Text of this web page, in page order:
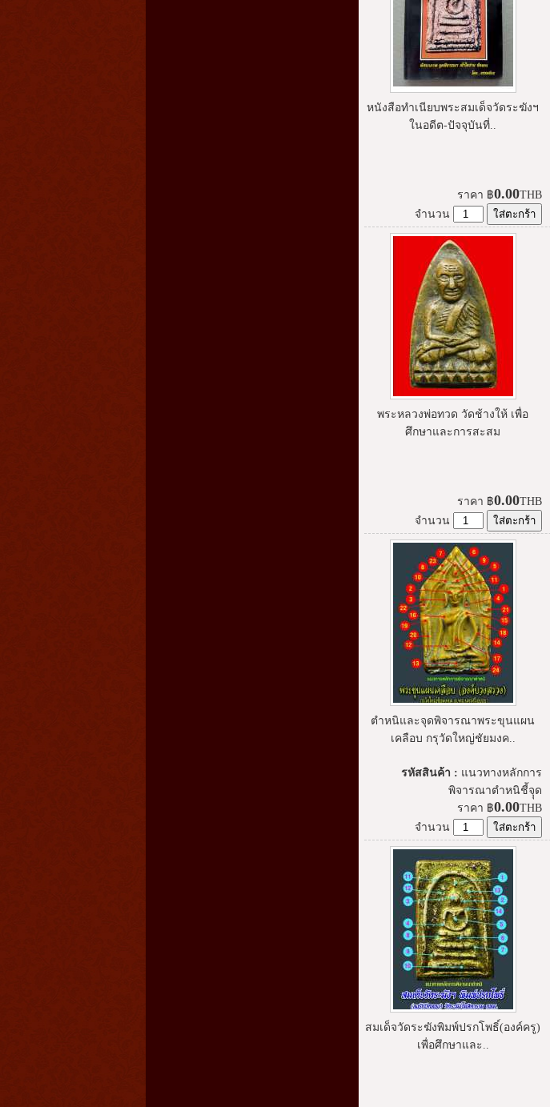
หนังสือทำเนียบพระสมเด็จวัดระฆังฯ
ในอดีต-ปัจจุบันที่..
ราคา ฿0.00THB
จำนวน
พระหลวงพ่อทวด วัดช้างให้ เพื่อ
ศึกษาและการสะสม
ราคา ฿0.00THB
จำนวน
ตำหนิและจุดพิจารณาพระขุนแผน
เคลือบ กรุวัดใหญ่ชัยมงค..
รหัสสินค้า : แนวทางหลักการ
พิจารณาตำหนิชี้จุุด
ราคา ฿0.00THB
จำนวน
สมเด็จวัดระฆังพิมพ์ปรกโพธิ์(องค์ครู)
เพื่อศึกษาและ..